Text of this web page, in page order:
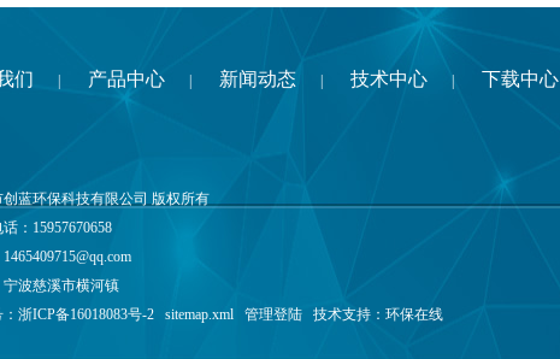
们 产品中心 新闻动态 技术中心 下载中心
创蓝环保科技有限公司 版权所有
：15957670658
1465409715@qq.com
宁波慈溪市横河镇
浙ICP备16018083号-2 sitemap.xml 管理登陆 技术支持： 环保在线